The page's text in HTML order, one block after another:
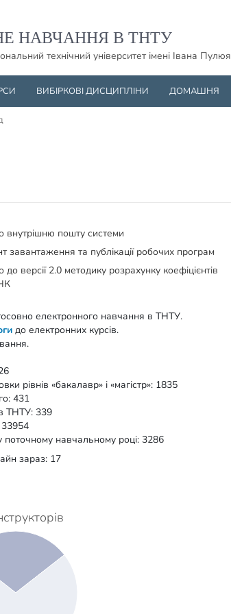
НАВЧАННЯ В ТНТУ
технічний університет імені Івана Пулюя
ВИБІРКОВІ ДИСЦИПЛІНИ ДОМАШНЯ
внутрішню пошту системи
завантаження та публікації робочих програм
версії 2.0 методику розрахунку коефіцієнтів
електронного навчання в ТНТУ.
до електронних курсів.
рівнів «бакалавр» і «магістр»: 1835
431
ТНТУ: 339
33954
поточному навчальному році: 3286
зараз: 17